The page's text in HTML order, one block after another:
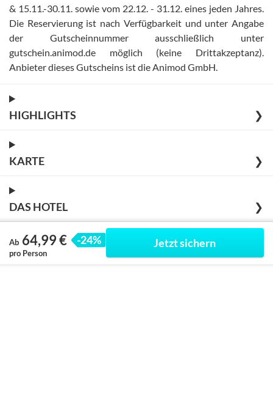
& 15.11.-30.11. sowie vom 22.12. - 31.12. eines jeden Jahres
Die Reservierung ist nach Verfügbarkeit und unter Angabe
der Gutscheinnummer ausschließlich unter
gutschein.animod.de möglich (keine Drittakzeptanz)
Anbieter dieses Gutscheins ist die Animod GmbH
HIGHLIGHTS ❯
KARTE ❯
DAS HOTEL ❯
Ab 64,99 € -24%
pro Person
Jetzt sichern